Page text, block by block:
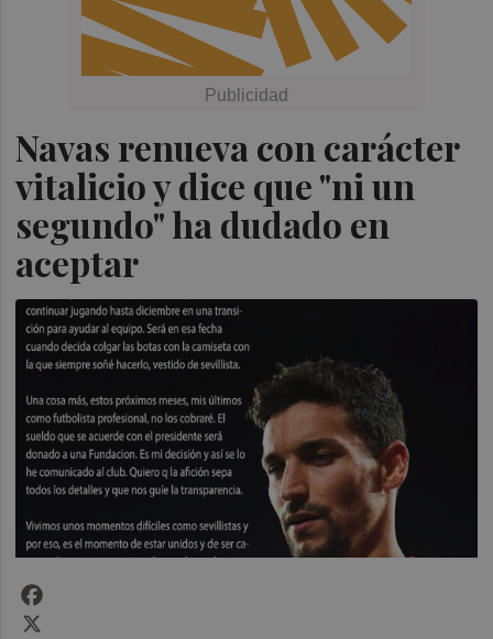
Navas renueva con carácter
vitalicio y dice que "ni un
segundo" ha dudado en
aceptar